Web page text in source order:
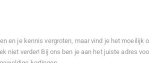
en je kennis vergroten, maar vind je het moeilijk
niet verder! Bij ons ben je aan het juiste adres